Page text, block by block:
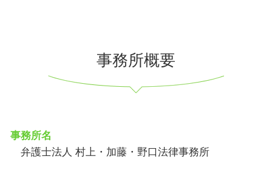
事務所概要
事務所名
弁護士法人 村上・加藤・野口法律事務所